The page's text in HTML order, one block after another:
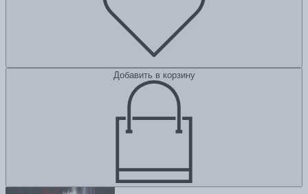
Добавить в корзину